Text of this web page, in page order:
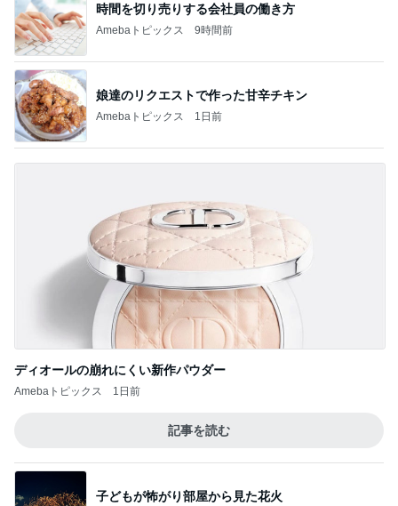
時間を切り売りする会社員の働き方
Amebaトピックス 9時間前
娘達のリクエストで作った甘辛チキン
Amebaトピックス 1日前
ディオールの崩れにくい新作パウダー
Amebaトピックス 1日前
記事を読む
子どもが怖がり部屋から見た花火